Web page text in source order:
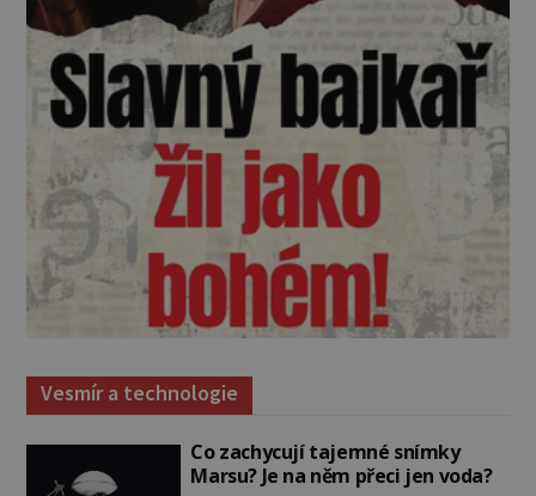
Vesmír a technologie
Co zachycují tajemné snímky
Marsu? Je na něm přeci jen voda?